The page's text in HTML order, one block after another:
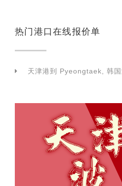
热门港口在线报价单
天津港到 Pyeongtaek, 韩国